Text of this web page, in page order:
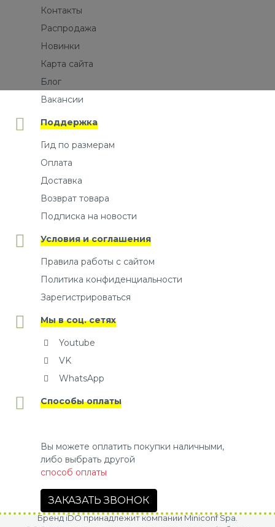
Контакты
Распродажа
Новинки
Карта сайта
Блог
Вакансии
Поддержка
Гид по размерам
Оплата
Доставка
Возврат товара
Подписка на новости
Условия и соглашения
Правила работы с сайтом
Политика конфиденциальности
Зарегистрироваться
Мы в соц. сетях
Youtube
VK
WhatsApp
Способы оплаты
Вы можете оплатить покупки наличными,
либо выбрать другой
способ оплаты
ЗАКАЗАТЬ ЗВОНОК
Бренд iDO принадлежит компании Miniconf Spa.